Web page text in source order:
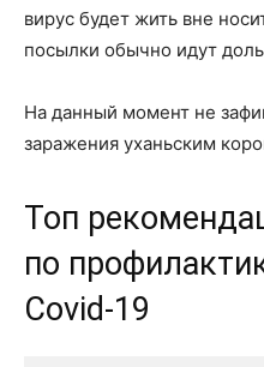
вирус будет жить вне
посылки обычно идут
На данный момент не
заражения уханьским
Топ
по
Covid-19